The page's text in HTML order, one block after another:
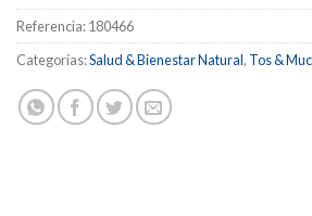
Referencia:180466
Categorías:Salud & Bienestar Natural, Tos &